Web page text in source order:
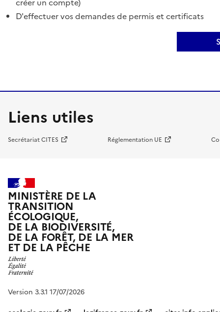
créer un compte)
D'effectuer vos demandes de permis et certificats
Liens utiles
Secrétariat CITES Réglementation UE
MINISTÈRE DE LA
TRANSITION
ÉCOLOGIQUE,
DE LA BIODIVERSITÉ,
DE LA FORÊT, DE LA MER
ET DE LA PÊCHE
Version 3.3.1 17/07/2026